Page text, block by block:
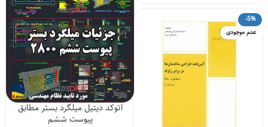
بود.
۸۳۶,۰۰۰ تومان
اتوکد دیتیل میلگرد بستر مطابق
پیوست ششم
-5%
عدم موجودی